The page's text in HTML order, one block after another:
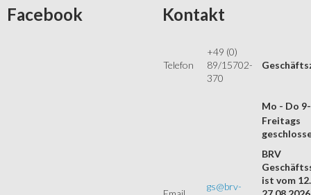
Facebook Kontakt
Telefon
+49 (0)
89/15702-
370
Mo - Do
gs@brv-
Freitags
BRV
ist vom